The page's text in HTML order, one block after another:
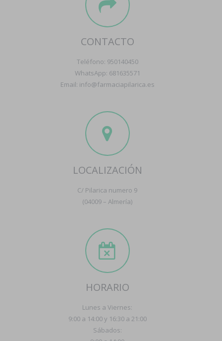
CONTACTO
Teléfono: 950140450
WhatsApp: 681635571
Email: info@farmaciapilarica.es
LOCALIZACIÓN
C/ Pilarica numero 9
(04009 – Almería)
HORARIO
Lunes a Viernes:
9:00 a 14:00 y 16:30 a 21:00
Sábados: